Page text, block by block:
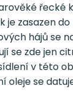
řecké
je zasazen
hájů se
se zde jen
v této
oleje se